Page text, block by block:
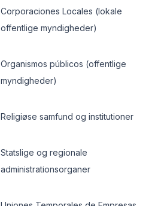
Corporaciones Locales (lokale
offentlige myndigheder)
Organismos públicos (offentlige
myndigheder)
Religiøse samfund og institutioner
Statslige og regionale
administrationsorganer